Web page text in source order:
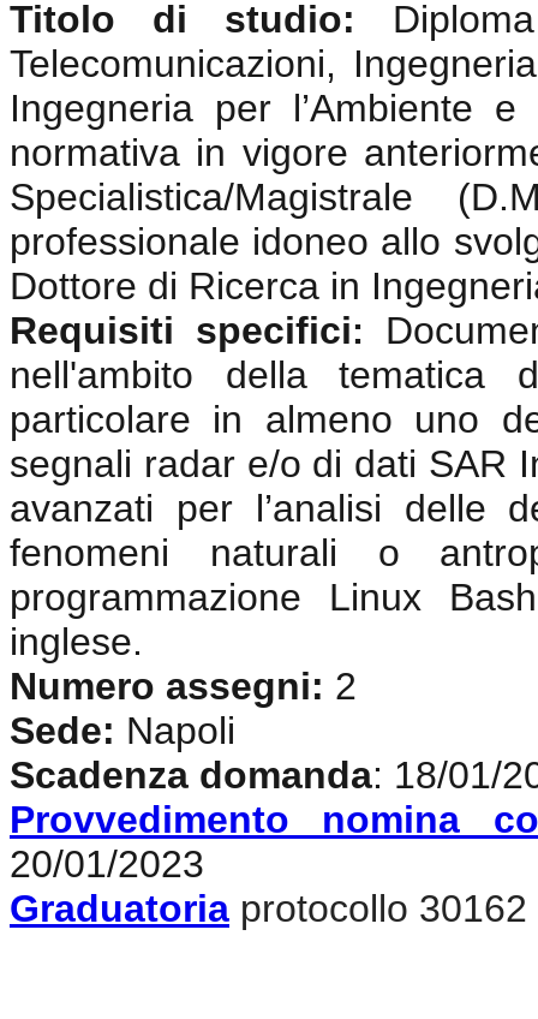
Titolo di studio:
Telecomunicazioni,
Ingegneria per l’Ambiente
normativa in vigore
Specialistica/Magistrale
professionale idoneo allo
Dottore di Ricerca in
Requisiti specifici:
nell'ambito della
particolare in almeno uno
segnali radar e/o di dati SAR
avanzati per l’analisi delle
fenomeni naturali o
programmazione Linux
inglese.
Numero assegni: 2
Sede: Napoli
Scadenza domanda: 18/01/
Provvedimento nomina
20/01/2023
Graduatoria protocollo